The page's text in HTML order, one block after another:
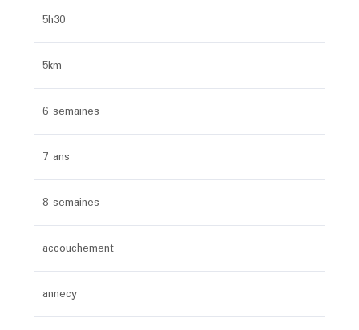
5h30
5km
6 semaines
7 ans
8 semaines
accouchement
annecy